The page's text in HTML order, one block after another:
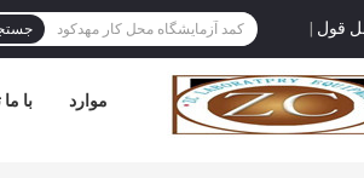
قول |
با موارد